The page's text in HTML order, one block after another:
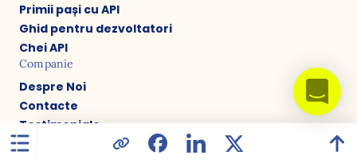
Primii pași cu API
Ghid pentru dezvoltatori
Chei API
Companie
Despre Noi
Contacte
Testimoniale
Parteneri